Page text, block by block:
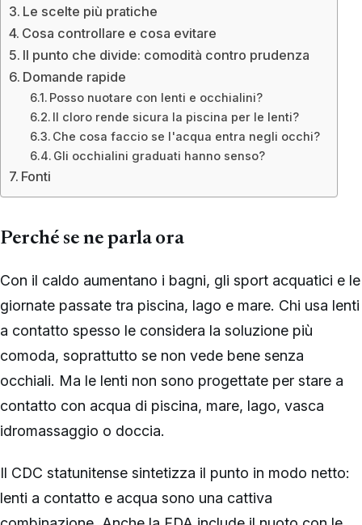
Le scelte più pratiche
Cosa controllare e cosa evitare
Il punto che divide: comodità contro prudenza
Domande rapide
Posso nuotare con lenti e occhialini?
Il cloro rende sicura la piscina per le lenti?
Che cosa faccio se l'acqua entra negli occhi?
Gli occhialini graduati hanno senso?
Fonti
Perché se ne parla ora
Con il caldo aumentano i bagni, gli sport acquatici e le
giornate passate tra piscina, lago e mare. Chi usa lenti
a contatto spesso le considera la soluzione più
comoda, soprattutto se non vede bene senza
occhiali. Ma le lenti non sono progettate per stare a
contatto con acqua di piscina, mare, lago, vasca
idromassaggio o doccia.
Il CDC statunitense sintetizza il punto in modo netto:
lenti a contatto e acqua sono una cattiva